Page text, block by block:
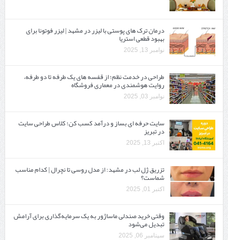
درمان ترک های پوستی با لیزر در مشهد | لیزر فوتونا برای
بهبود قطعی استریا
نوامبر 13, 2025
طراحی در خدمت نظم؛ از قفسه ‌های یک‌ طرفه تا دو طرفه،
روایت هوشمندی در معماری فروشگاه
نوامبر 03, 2025
سایت حرفه ‌ای بساز و درآمد کسب کن؛ کلاس طراحی سایت
در تبریز
اکتبر 13, 2025
تزریق ژل لب در مشهد: از مدل روسی تا نچرال | کدام مناسب
شماست؟
اکتبر 01, 2025
وقتی خرید صندلی ماساژور به یک سرمایه‌گذاری برای آرامش
تبدیل می‌شود
سپتامبر 06, 2025